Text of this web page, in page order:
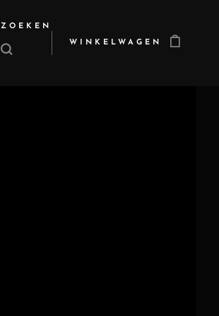
ZOEKEN
WINKELWAGEN